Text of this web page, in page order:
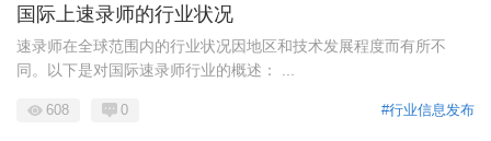
国际上速录师的行业状况
速录师在全球范围内的行业状况因地区和技术发展程度而有所不
同。以下是对国际速录师行业的概述： ...
#行业信息发布
608 0